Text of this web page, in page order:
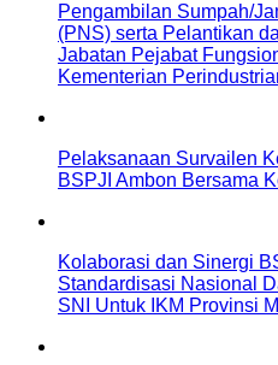
Pengambilan Sumpah/
(PNS) serta Pelantikan
Jabatan Pejabat
Kementerian
Pelaksanaan Survailen
BSPJI Ambon Bersama
Kolaborasi dan Sinergi
Standardisasi Nasional
SNI Untuk IKM Provinsi